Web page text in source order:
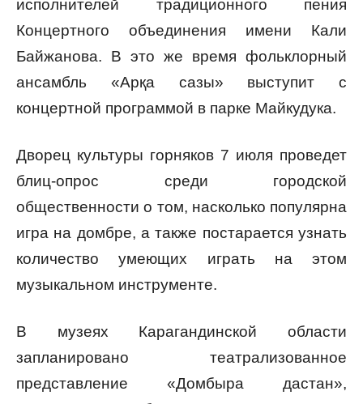
исполнителей традиционного пения
Концертного объединения имени Кали
Байжанова. В это же время фольклорный
ансамбль «Арқа сазы» выступит с
концертной программой в парке Майкудука.
Дворец культуры горняков 7 июля проведет
блиц-опрос среди городской
общественности о том, насколько популярна
игра на домбре, а также постарается узнать
количество умеющих играть на этом
музыкальном инструменте.
В музеях Карагандинской области
запланировано театрализованное
представление «Домбыра дастан»,